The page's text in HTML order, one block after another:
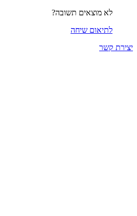
לא מוצאים תשובה?
לתיאום שיחה
יצירת קשר